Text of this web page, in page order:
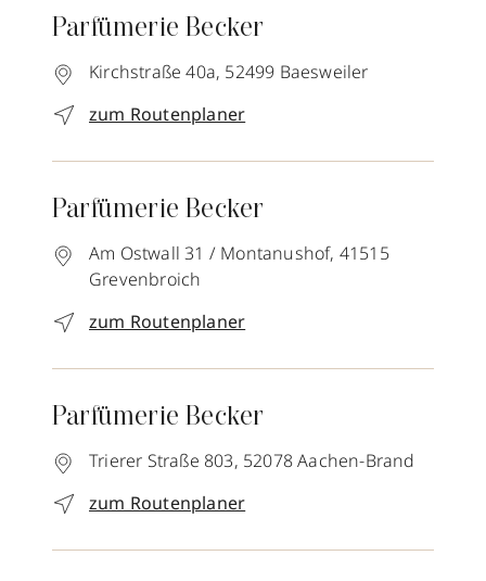
Parfümerie Becker
Kirchstraße 40a, 52499 Baesweiler
zum Routenplaner
Parfümerie Becker
Am Ostwall 31 / Montanushof, 41515
Grevenbroich
zum Routenplaner
Parfümerie Becker
Trierer Straße 803, 52078Aachen-Brand
zum Routenplaner